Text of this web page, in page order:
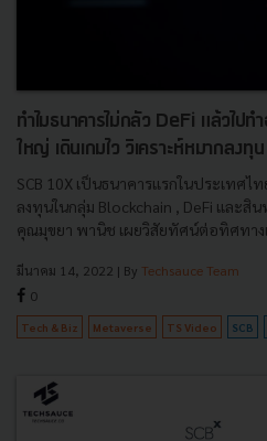
ทำไมธนาคารไม่กลัว DeFi แล้วไป
ใหญ่ เดินเกมไว วิเคราะห์หมากลง
SCB 10X เป็นธนาคารแรกในประเทศไ
ลงทุนในกลุ่ม Blockchain , DeFi และสิ
คุณมุขยา พานิช เผยวิสัยทัศน์ต่อทิศทางแ
มีนาคม 14, 2022 | By Techsauce Team
0
Tech & Biz Metaverse TS Video SCB